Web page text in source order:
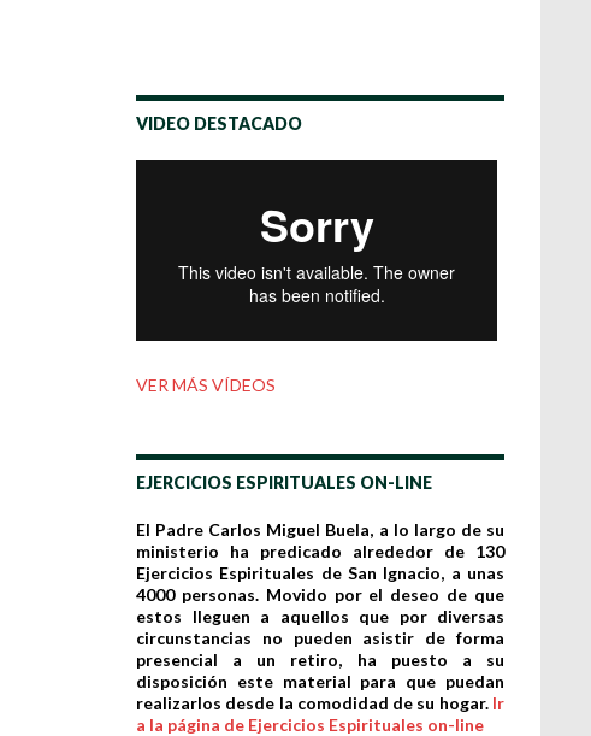
VIDEO DESTACADO
VER MÁS VÍDEOS
EJERCICIOS ESPIRITUALES ON-LINE
El Padre Carlos Miguel Buela, a lo largo de su
ministerio ha predicado alrededor de 130
Ejercicios Espirituales de San Ignacio, a unas
4000 personas. Movido por el deseo de que
estos lleguen a aquellos que por diversas
circunstancias no pueden asistir de forma
presencial a un retiro, ha puesto a su
disposición este material para que puedan
realizarlos desde la comodidad de su hogar. Ir
a la página de Ejercicios Espirituales on-line